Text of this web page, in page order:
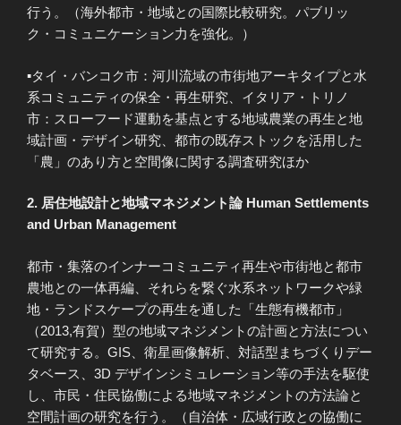
行う。（海外都市・地域との国際比較研究。パブリッ
ク・コミュニケーション力を強化。）
▪タイ・バンコク市：河川流域の市街地アーキタイプと水
系コミュニティの保全・再生研究、イタリア・トリノ
市：スローフード運動を基点とする地域農業の再生と地
域計画・デザイン研究、都市の既存ストックを活用した
「農」のあり方と空間像に関する調査研究ほか
2. 居住地設計と地域マネジメント論 Human Settlements
and Urban Management
都市・集落のインナーコミュニティ再生や市街地と都市
農地との一体再編、それらを繋ぐ水系ネットワークや緑
地・ランドスケープの再生を通した「生態有機都市」
（2013,有賀）型の地域マネジメントの計画と方法につい
て研究する。GIS、衛星画像解析、対話型まちづくりデー
タベース、3D デザインシミュレーション等の手法を駆使
し、市民・住民協働による地域マネジメントの方法論と
空間計画の研究を行う。（自治体・広域行政との協働に